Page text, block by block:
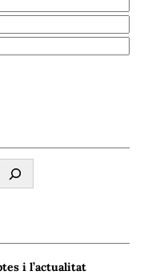
i l’actualitat